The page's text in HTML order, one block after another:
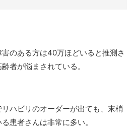
のある方は40万ほどいると推測さ
者が悩まされている。
ハビリのオーダーが出ても、末梢
患者さんは非常に多い。